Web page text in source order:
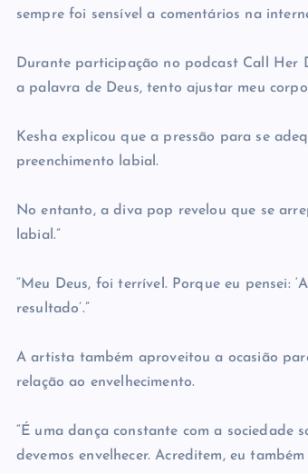
sempre foi sensível a comentários na
Durante participação no podcast Call Her
a palavra de Deus, tento ajustar meu
Kesha explicou que a pressão para se
preenchimento labial.
No entanto, a diva pop revelou que se
labial.”
“Meu Deus, foi terrível. Porque eu pensei:
resultado’.”
A artista também aproveitou a ocasião
relação ao envelhecimento.
“É uma dança constante com a sociedade
devemos envelhecer. Acreditem, eu